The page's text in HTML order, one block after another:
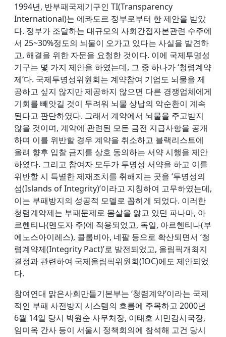
1994년, 반부패국제기구인 TI(Transparency
International)는 에콰도르 정부로부터 한 제안을 받았
다. 정부가 조달하는 대규모의 사회간접자본관련 수주에
서 25~30%정도의 뇌물이 오가고 있다는 사실을 발견하
고, 해결을 위한 자문을 요청한 것이다. 이에 국제투명성
기구는 몇 가지 제안을 하였는데, 그 중 하나가 ‘청렴계약
제’다. 국제투명성위원회는 계약참여 기업도 뇌물을 제
공하고 싶지 않지만 제공하지 않으면 다른 경쟁업체에게
기회를 빼앗길 것이 두려워 뇌물 상납의 악순환이 계속
된다고 판단하였다. 그래서 계약에서 뇌물을 주고받지
않을 것이며, 계약에 관련된 모든 금전 지급사항을 공개
하며 이를 위반할 경우 계약을 취소하고 블랙리스트에
올려 향후 입찰 금지를 상호 동의하는 서약 시행을 제안
하였다. 그리고 참여자 모두가 투명성 서약을 하고 이를
위반할 시 특별한 제재조치를 취해지는 곳을 ‘투명성의
섬(Islands of Integrity)’이라고 지칭하여 고무하였는데,
이는 부패방지의 성공적 모델로 꼽히게 되었다. 이러한
청렴계약제는 부패문제로 몸살을 앓고 있던 파나마, 아
르헨티나(멘도자 주)에 적용되었고, 독일, 아르헨티나(부
에노스아이레스), 콜롬비아, 네팔 등으로 확산되면서 ‘청
렴계약제(Integrity Pact)’로 발전되었고, 올림픽개최지
결정과 관련하여 국제올림픽위원회(IOC)에도 제안되었
다.
참여연대 맑은사회만들기본부는 ‘청렴계약’이라는 국제
적인 부패 사전방지 시스템의 흐름에 주목하고 2000년
6월 14일 당시 박원순 사무처장, 이태호 시민감시국장,
임미옥 간사 등이 서울시 정책회의에 참석해 고건 당시